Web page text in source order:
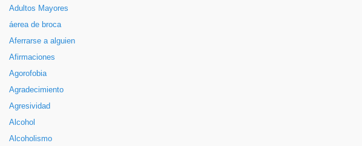
Adultos Mayores
áerea de broca
Aferrarse a alguien
Afirmaciones
Agorofobia
Agradecimiento
Agresividad
Alcohol
Alcoholismo